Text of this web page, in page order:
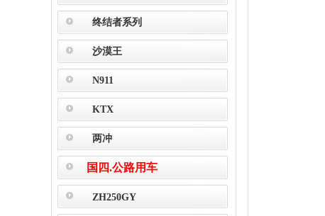
终结者系列
沙漠王
N911
KTX
两冲
国四.公路用车
ZH250GY